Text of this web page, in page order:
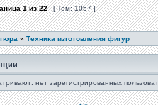
1из22 [ Тем: 1057 ]
» Техника изготовления фигур
нет зарегистрированных